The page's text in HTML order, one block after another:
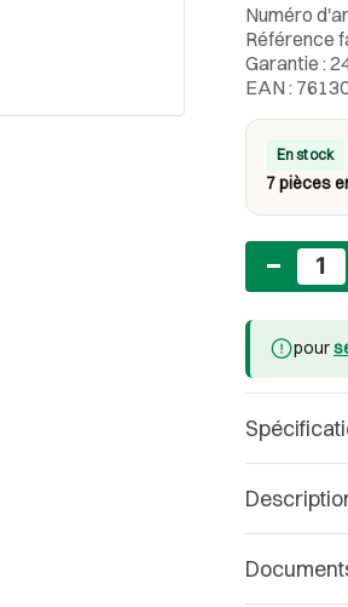
Numéro
Référence
Garantie :
EAN :
En stock
7 pièces
Nombre
pour